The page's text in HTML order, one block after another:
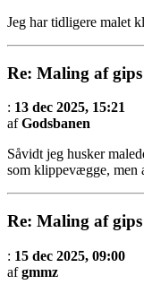
Jeg har tidligere malet
Re: Maling af
: 13 dec 2025, 15:21
afGodsbanen
Såvidt jeg husker
som klippevægge, men
Re: Maling af
: 15 dec 2025, 09:00
afgmmz